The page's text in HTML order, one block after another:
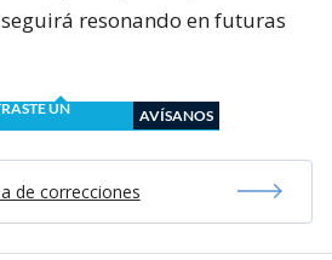
resonando en futuras
UN
AVÍSANOS
de correcciones